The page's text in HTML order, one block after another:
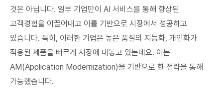
것은 아닙니다. 일부 기업만이 AI 서비스를 통해 향상된
고객경험을 이끌어내고 이를 기반으로 시장에서 성공하고
있습니다. 특히, 이러한 기업은 높은 품질의 지능화, 개인화가
적용된 제품을 빠르게 시장에 내놓고 있는데요. 이는
AM(Application Modernization)을 기반으로 한 전략을 통해
가능했습니다.